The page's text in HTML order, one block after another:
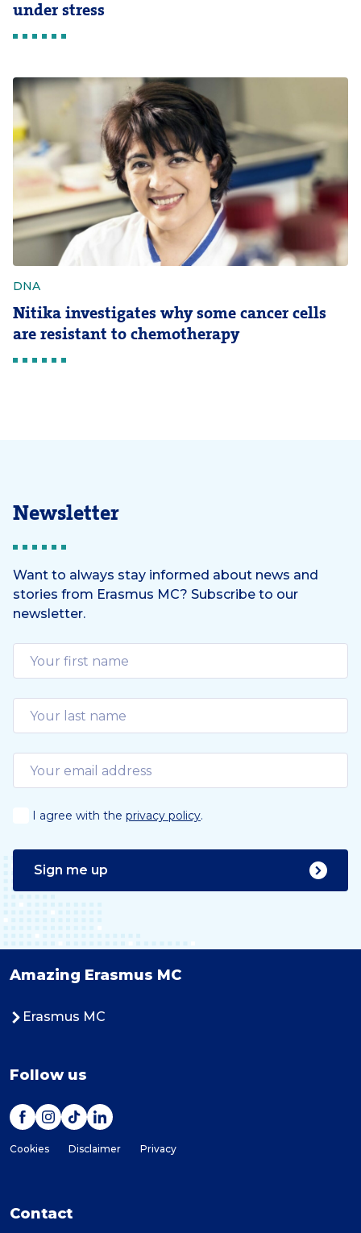
under stress
DNA
Nitika investigates why some cancer cells
are resistant to chemotherapy
Newsletter
Want to always stay informed about news and
stories from Erasmus MC? Subscribe to our
newsletter.
I agree with the privacy policy.
Sign me up
Amazing Erasmus MC
Erasmus MC
Follow us
Cookies Disclaimer Privacy
Contact